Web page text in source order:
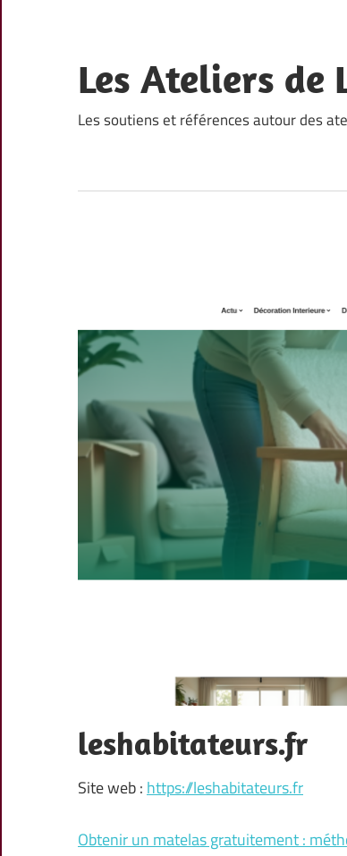
content
Les Ateliers de
Les soutiens et références autour des
leshabitateurs.fr
Site web : https://leshabitateurs.fr
Obtenir un matelas gratuitement :